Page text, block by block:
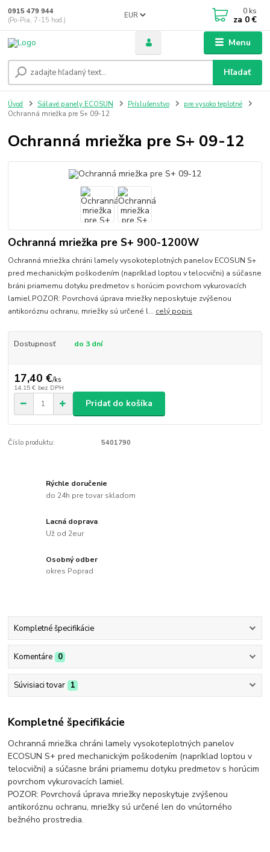
Menu
EUR
Hľadať
0915 479 944
(Po-Pia, 7-15 hod.)
0 ks
za 0 €
Úvod Sálavé panely ECOSUN Príslušenstvo
pre vysoko teplotné
Ochranná mriežka pre S+ 09-12
Ochranná mriežka pre S+ 09-12
Ochranná mriežka pre S+ 900-1200W
Ochranná mriežka chráni lamely vysokoteplotných panelov ECOSUN S+
pred mechanickým poškodením (napríklad loptou v telocvični) a súčasne
bráni priamemu dotyku predmetov s horúcim povrchom vykurovacích
lamiel.POZOR: Povrchová úprava mriežky neposkytuje zvýšenou
antikoróznu ochranu, mriežky sú určené l... celý popis
Dostupnosť do 3 dní
17,40 €/ks
14,15 € bez DPH
Pridať do košíka
Číslo produktu: 5401790
Rýchle doručenie
do 24h pre tovar skladom
Lacná doprava
Už od 2eur
Osobný odber
okres Poprad
Kompletné špecifikácie
Komentáre 0
Súvisiaci tovar 1
Kompletné špecifikácie
Ochranná mriežka chráni lamely vysokoteplotných panelov
ECOSUN S+ pred mechanickým poškodením (napríklad loptou v
telocvični) a súčasne bráni priamemu dotyku predmetov s horúcim
povrchom vykurovacích lamiel.
POZOR: Povrchová úprava mriežky neposkytuje zvýšenou
antikoróznu ochranu, mriežky sú určené len do vnútorného
bežného prostredia.